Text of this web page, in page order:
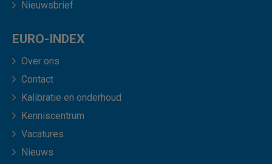
Nieuwsbrief
EURO-INDEX
Over ons
Contact
Kalibratie en onderhoud
Kenniscentrum
Vacatures
Nieuws